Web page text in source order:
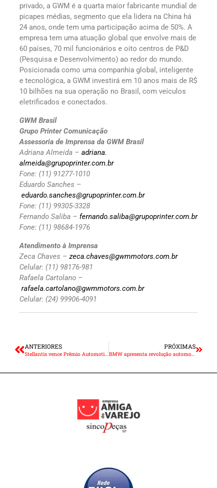
privado, a GWM é a quarta maior fabricante mundial de
picapes médias, segmento que ela lidera na China há
24 anos, onde tem uma participação acima de 50%. A
empresa tem uma atuação global que envolve mais de
60 países, 70 mil funcionários e oito centros de P&D
(Pesquisa e Desenvolvimento) ao redor do mundo.
Posicionada como uma companhia global, inteligente
e tecnológica, a GWM investirá em 10 anos mais de R$
10 bilhões na sua operação no Brasil, com veículos
eletrificados e conectados.
GWM Brasil
Grupo Printer Comunicação
Assessoria de Imprensa da GWM Brasil
Adriana Almeida – adriana.
almeida@grupoprinter.com.br
Fone: (11) 91277-1010
Eduardo Sanches –
eduardo.sanches@grupoprinter.com.br
Fone: (11) 99305-3328
Fernando Saliba – fernando.saliba@grupoprinter.com.br
Fone: (11) 98684-1976
Atendimento à Imprensa
Zeca Chaves – zeca.chaves@gwmmotors.com.br
Celular: (11) 98176-981
Rafaela Cartolano –
rafaela.cartolano@gwmmotors.com.br
Celular: (24) 99906-4091
ANTERIORES
Stellantis vence Prêmio Automotive Business 2023
PRÓXIMAS
BMW apresenta revolução automobilística e futuro da mobilidade eletrificada